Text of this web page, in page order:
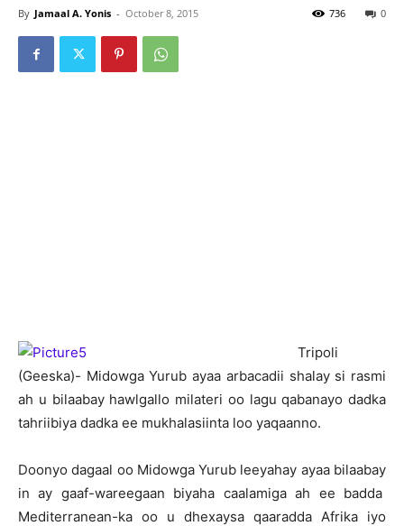
By Jamaal A. Yonis - October 8, 2015 0
736
Tripoli
(Geeska)- Midowga Yurub ayaa arbacadii shalay si rasmi
ah u bilaabay hawlgallo milateri oo lagu qabanayo dadka
tahriibiya dadka ee mukhalasiinta loo yaqaanno.
Doonyo dagaal oo Midowga Yurub leeyahay ayaa bilaabay
in ay gaaf-wareegaan biyaha caalamiga ah ee badda
Mediterranean-ka oo u dhexaysa qaaradda Afrika iyo